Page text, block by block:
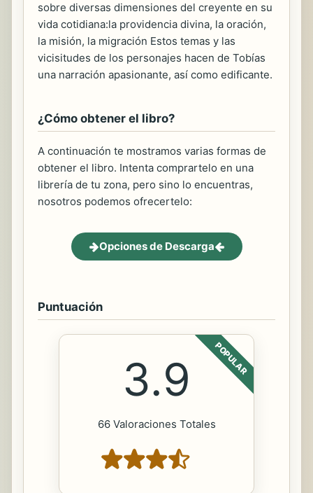
sobre diversas dimensiones del creyente en su
vida cotidiana:la providencia divina, la oración,
la misión, la migración Estos temas y las
vicisitudes de los personajes hacen de Tobías
una narración apasionante, así como edificante.
¿Cómo obtener el libro?
A continuación te mostramos varias formas de
obtener el libro. Intenta comprartelo en una
librería de tu zona, pero sino lo encuentras,
nosotros podemos ofrecertelo:
Opciones de Descarga
Puntuación
POPULAR
3.9
66 Valoraciones Totales